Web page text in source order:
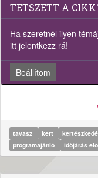
TETSZETT A
Ha szeretnél ilyen
itt jelentkezz rá!
Beállítom
tavasz kert
programajánló
időjárás